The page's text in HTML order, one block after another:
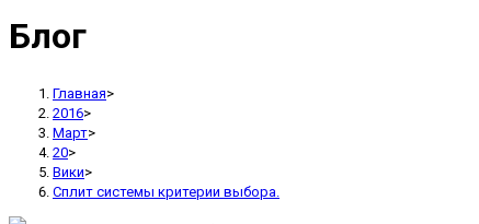
Блог
Главная>
2016>
Март>
20>
Вики>
Сплит системы критерии выбора.